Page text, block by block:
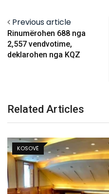
Previous article
Rinumërohen 688 nga
2,557 vendvotime,
deklarohen nga KQZ
Related Articles
KOSOVË